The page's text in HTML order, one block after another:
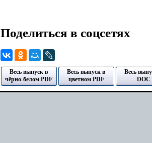
Поделиться в соцсетях
Весь выпуск в
чёрно-белом PDF
Весь выпуск в
цветном PDF
Весь
DOC